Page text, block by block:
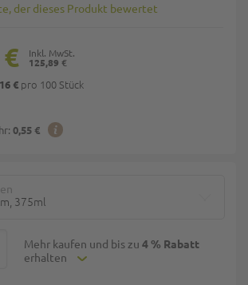
der dieses Produkt bewertet
0,55 €
125,89 €
€ pro 100 Stück
375ml
Mehr kaufen und bis zu 4 % Rabatt
erhalten